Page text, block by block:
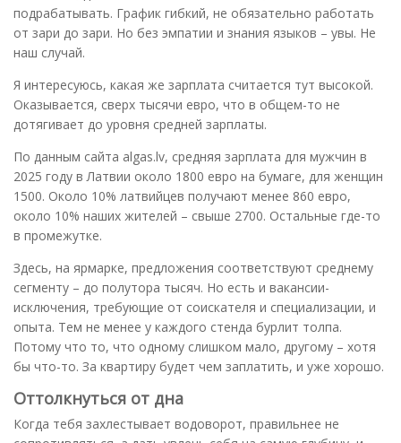
подрабатывать. График гибкий, не обязательно работать
от зари до зари. Но без эмпатии и знания языков – увы. Не
наш случай.
Я интересуюсь, какая же зарплата считается тут высокой.
Оказывается, сверх тысячи евро, что в общем-то не
дотягивает до уровня средней зарплаты.
По данным сайта algas.lv, средняя зарплата для мужчин в
2025 году в Латвии около 1800 евро на бумаге, для женщин
1500. Около 10% латвийцев получают менее 860 евро,
около 10% наших жителей – свыше 2700. Остальные где-то
в промежутке.
Здесь, на ярмарке, предложения соответствуют среднему
сегменту – до полутора тысяч. Но есть и вакансии-
исключения, требующие от соискателя и специализации, и
опыта. Тем не менее у каждого стенда бурлит толпа.
Потому что то, что одному слишком мало, другому – хотя
бы что-то. За квартиру будет чем заплатить, и уже хорошо.
Оттолкнуться от дна
Когда тебя захлестывает водоворот, правильнее не